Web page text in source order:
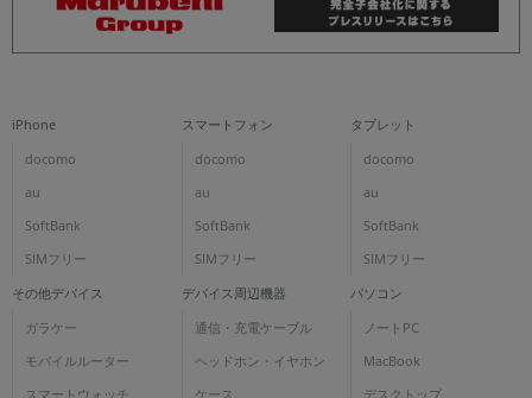
iPhone
docomo
au
SoftBank
SIMフリー
スマートフォン
docomo
au
SoftBank
SIMフリー
タブレット
docomo
au
SoftBank
SIMフリー
その他デバイス
ガラケー
モバイルルーター
スマートウォッチ
デバイス周辺機器
通信・充電ケーブル
ヘッドホン・イヤホン
ケース
パソコン
ノートPC
MacBook
デスクトップ